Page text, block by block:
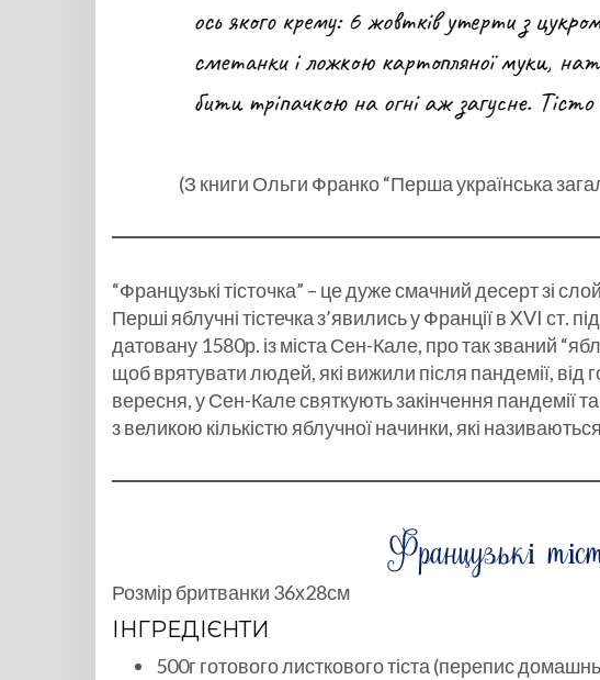
(З книги Ольги Франко “Перша українська
“Французькі тісточка” – це дуже смачний десерт зі
Перші яблучні тістечка з’явились у Франції в XVI ст.
датовану 1580р. із міста Сен-Кале, про так званий
щоб врятувати людей, які вижили після пандемії, від
вересня, у Сен-Кале святкують закінчення пандемії та
з великою кількістю яблучної начинки, які
Розмір бритванки 36х28см
ІНГРЕДІЄНТИ
500г готового листкового тіста (перепис